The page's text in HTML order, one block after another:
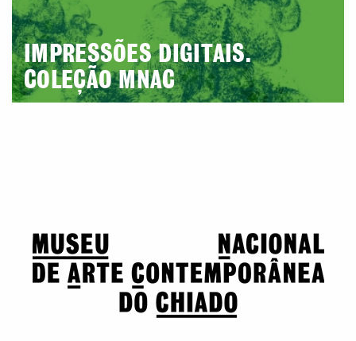
IMPRESSÕES DIGITAIS.
COLEÇÃO MNAC